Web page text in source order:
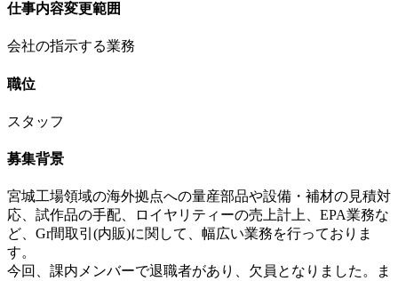
仕事内容変更範囲
会社の指示する業務
職位
スタッフ
募集背景
宮城工場領域の海外拠点への量産部品や設備・補材の見積対
応、試作品の手配、ロイヤリティーの売上計上、EPA業務な
ど、Gr間取引(内販)に関して、幅広い業務を行っておりま
す。
今回、課内メンバーで退職者があり、欠員となりました。ま